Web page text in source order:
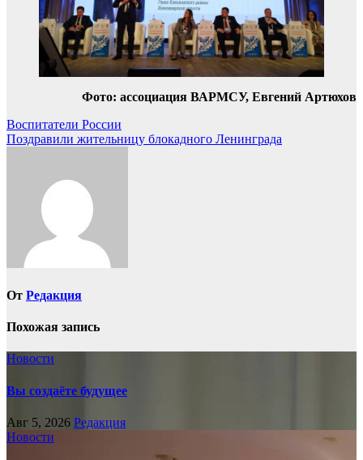
Фото: ассоциация ВАРМСУ, Евгений Артюхов
Навигация
по
Воспитатели России
Поздравили жительницу блокадного Ленинграда
От Редакция
Похожая запись
Новости
Вы создаёте будущее
Авг 5, 2026 Редакция
Новости